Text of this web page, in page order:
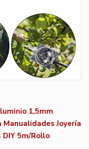
1,5mm
Joyería
5m/Rollo